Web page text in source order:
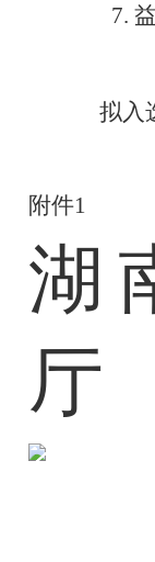
7.
拟入
附件1
湖
厅